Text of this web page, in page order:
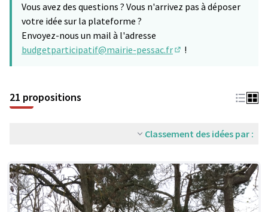
Vous avez des questions ? Vous n'arrivez pas à déposer
votre idée sur la plateforme ?
Envoyez-nous un mail à l'adresse
budgetparticipatif@mairie-pessac.fr
!
21 propositions
Classement des idées par :